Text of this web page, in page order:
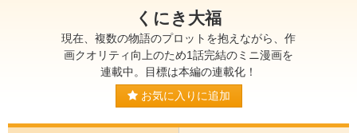
くにき大福
現在、複数の物語のプロットを抱えながら、作
画クオリティ向上のため1話完結のミニ漫画を
連載中。目標は本編の連載化！
お気に入りに追加